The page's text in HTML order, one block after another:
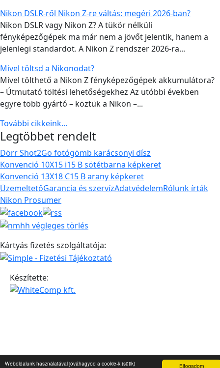
Elfogadom
Weboldalunk használatával jóváhagyod a cookie-k (sütik)
Nikon DSLR-ről Nikon Z-re váltás: megéri 2026-ban?
Nikon DSLR vagy Nikon Z? A tükör nélküli
fényképezőgépek ma már nem a jövőt jelentik, hanem a
jelenlegi standardot. A Nikon Z rendszer 2026-ra...
Mivel töltsd a Nikonodat?
Mivel tölthető a Nikon Z fényképezőgépek akkumulátora?
– Útmutató töltési lehetőségekhez Az utóbbi években
egyre több gyártó – köztük a Nikon –...
További cikkeink...
Legtöbbet rendelt
Dörr Shot2Go fotógömb karácsonyi dísz
Konvenció 10X15 i15 B sötétbarna képkeret
Konvenció 13X18 C15 B arany képkeret
ÜzemeltetőGarancia és szervízAdatvédelemRólunk írták
Nikon Prosumer
Kártyás fizetés szolgáltatója:
Készítette: